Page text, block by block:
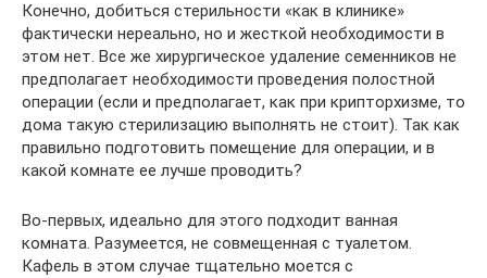
Конечно, добиться стерильности «как в клинике»
фактически нереально, но и жесткой необходимости в
этом нет. Все же хирургическое удаление семенников не
предполагает необходимости проведения полостной
операции (если и предполагает, как при крипторхизме, то
дома такую стерилизацию выполнять не стоит). Так как
правильно подготовить помещение для операции, и в
какой комнате ее лучше проводить?
Во-первых, идеально для этого подходит ванная
комната. Разумеется, не совмещенная с туалетом.
Кафель в этом случае тщательно моется с